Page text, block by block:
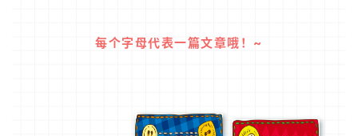
每个字母代表一篇文章哦！~